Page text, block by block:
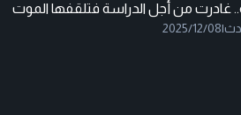
غادرت من أجل الدراسة فتلقفها الموت
|
2025/12/08